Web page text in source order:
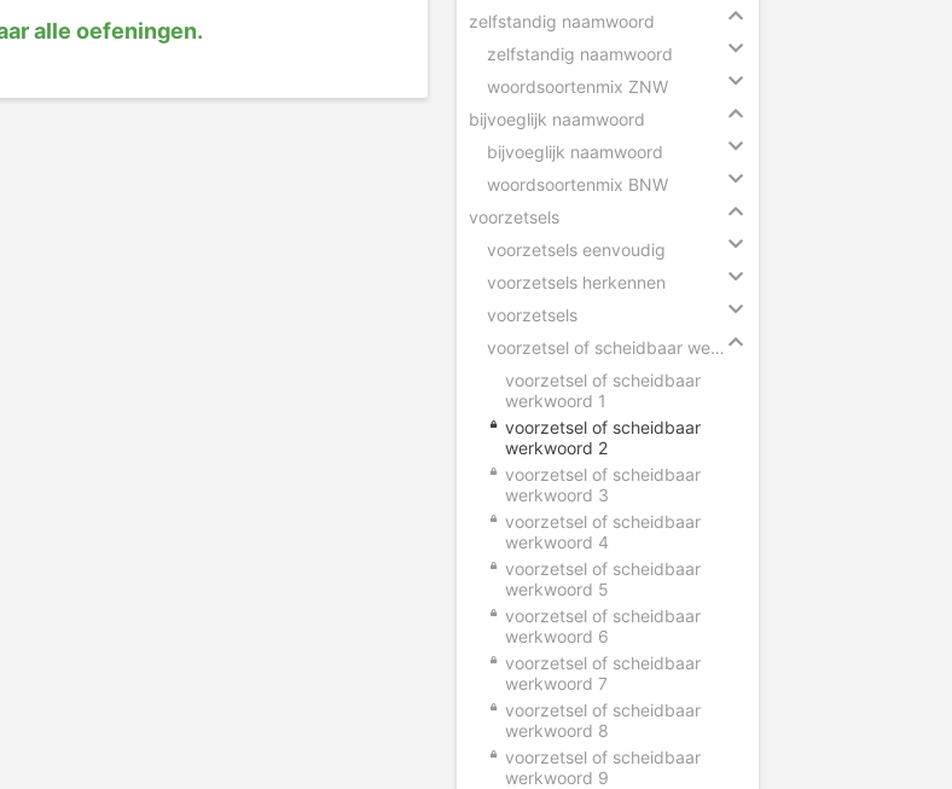
alle oefeningen.
zelfstandig naamwoord
zelfstandig naamwoord
woordsoortenmix ZNW
bijvoeglijk naamwoord
bijvoeglijk naamwoord
woordsoortenmix BNW
voorzetsels
voorzetsels eenvoudig
voorzetsels herkennen
voorzetsels
voorzetsel of scheidbaar werkwoord
voorzetsel of scheidbaar
werkwoord 1
voorzetsel of scheidbaar
werkwoord 2
voorzetsel of scheidbaar
werkwoord 3
voorzetsel of scheidbaar
werkwoord 4
voorzetsel of scheidbaar
werkwoord 5
voorzetsel of scheidbaar
werkwoord 6
voorzetsel of scheidbaar
werkwoord 7
voorzetsel of scheidbaar
werkwoord 8
voorzetsel of scheidbaar
werkwoord 9